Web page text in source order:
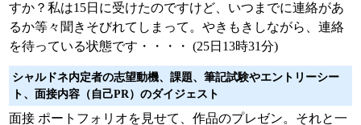
すか？私は15日に受けたのですけど、いつまでに連絡があ
るか等々聞きそびれてしまって。やきもきしながら、連絡
を待っている状態です・・・・ (25日13時31分)
シャルドネ内定者の志望動機、課題、筆記試験やエントリーシー
ト、面接内容（自己PR）のダイジェスト
面接 ポートフォリオを見せて、作品のプレゼン。それと一